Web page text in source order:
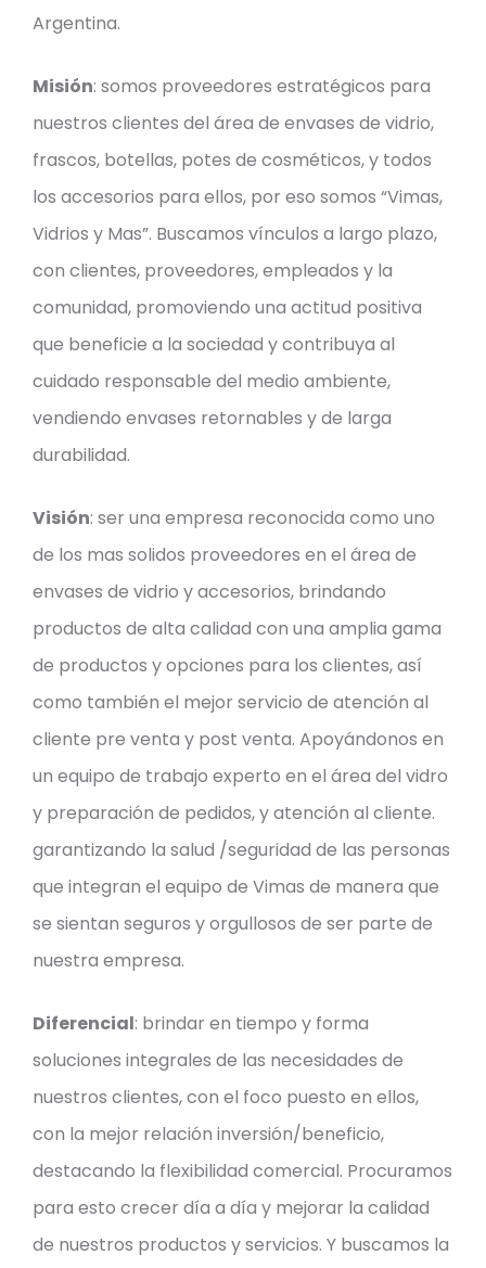
Argentina.
Misión: somos proveedores estratégicos para
nuestros clientes del área de envases de vidrio,
frascos, botellas, potes de cosméticos, y todos
los accesorios para ellos, por eso somos “Vimas,
Vidrios y Mas”. Buscamos vínculos a largo plazo,
con clientes, proveedores, empleados y la
comunidad, promoviendo una actitud positiva
que beneficie a la sociedad y contribuya al
cuidado responsable del medio ambiente,
vendiendo envases retornables y de larga
durabilidad.
Visión: ser una empresa reconocida como uno
de los mas solidos proveedores en el área de
envases de vidrio y accesorios, brindando
productos de alta calidad con una amplia gama
de productos y opciones para los clientes, así
como también el mejor servicio de atención al
cliente pre venta y post venta. Apoyándonos en
un equipo de trabajo experto en el área del vidro
y preparación de pedidos, y atención al cliente.
garantizando la salud /seguridad de las personas
que integran el equipo de Vimas de manera que
se sientan seguros y orgullosos de ser parte de
nuestra empresa.
Diferencial: brindar en tiempo y forma
soluciones integrales de las necesidades de
nuestros clientes, con el foco puesto en ellos,
con la mejor relación inversión/beneficio,
destacando la flexibilidad comercial. Procuramos
para esto crecer día a día y mejorar la calidad
de nuestros productos y servicios. Y buscamos la